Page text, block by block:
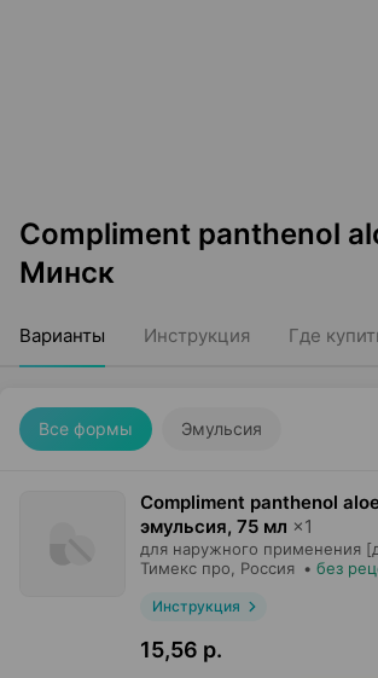
Compliment panthenol
Минск
Варианты Инструкция Где
Все формы Эмульсия
Compliment panthenol
эмульсия, 75 мл ×1
для наружного применения
Тимекс про , Россия • без
Инструкция
15,56 р.